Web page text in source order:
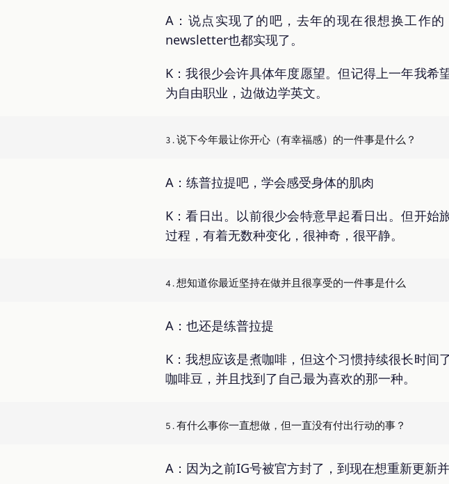
A：说点实现了的吧，去年的现在很想换工作
newsletter也都实现了。
K：我很少会许具体年度愿望。但记得上一年我
为自由职业，边做边学英文。
A：练普拉提吧，学会感受身体的肌肉
K：看日出。以前很少会特意早起看日出。但开
过程，有着无数种变化，很神奇，很平静。
A：也还是练普拉提
K：我想应该是煮咖啡，但这个习惯持续很长时
咖啡豆，并且找到了自己最为喜欢的那一种。
A：因为之前IG号被官方封了，到现在想重新更新